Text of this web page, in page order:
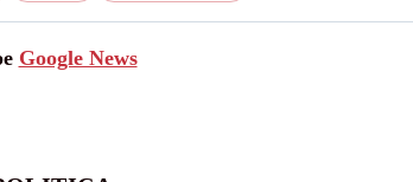
Google News